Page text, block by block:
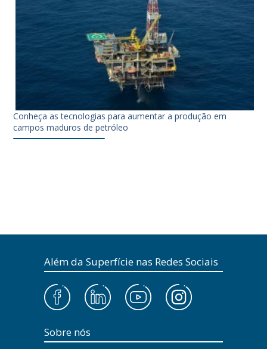
Conheça as tecnologias para aumentar a produção em
campos maduros de petróleo
Além da Superfície nas Redes Sociais
Sobre nós